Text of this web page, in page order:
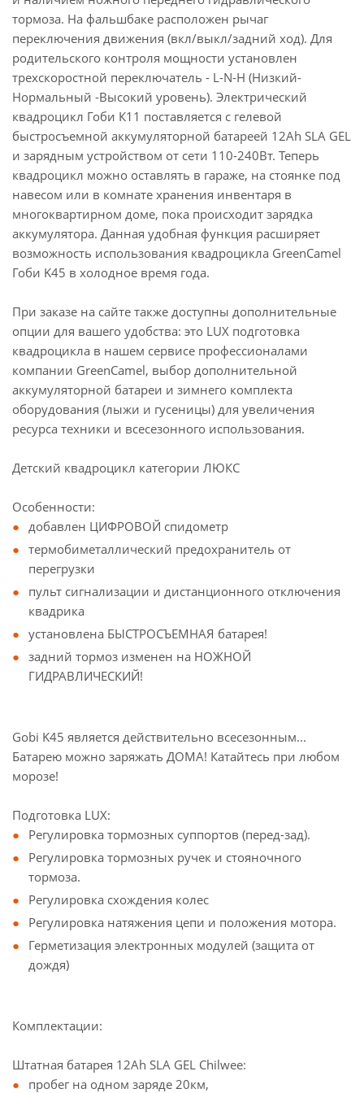
тормоза. На фальшбаке расположен рычаг
переключения движения (вкл/выкл/задний ход). Для
родительского контроля мощности установлен
трехскоростной переключатель - L-N-H (Низкий-
Нормальный -Высокий уровень). Электрический
квадроцикл Гоби К11 поставляется с гелевой
быстросъемной аккумуляторной батареей 12Ah SLA GEL
и зарядным устройством от сети 110-240Вт. Теперь
квадроцикл можно оставлять в гараже, на стоянке под
навесом или в комнате хранения инвентаря в
многоквартирном доме, пока происходит зарядка
аккумулятора. Данная удобная функция расширяет
возможность использования квадроцикла GreenCamel
Гоби K45 в холодное время года.
При заказе на сайте также доступны дополнительные
опции для вашего удобства: это LUX подготовка
квадроцикла в нашем сервисе профессионалами
компании GreenCamel, выбор дополнительной
аккумуляторной батареи и зимнего комплекта
оборудования (лыжи и гусеницы) для увеличения
ресурса техники и всесезонного использования.
Детский квадроцикл категории ЛЮКС
Особенности:
добавлен ЦИФРОВОЙ спидометр
термобиметаллический предохранитель от
перегрузки
пульт сигнализации и дистанционного отключения
квадрика
установлена БЫСТРОСЪЕМНАЯ батарея!
задний тормоз изменен на НОЖНОЙ
ГИДРАВЛИЧЕСКИЙ!
Gobi K45 является действительно всесезонным...
Батарею можно заряжать ДОМА! Катайтесь при любом
морозе!
Подготовка LUX:
Регулировка тормозных суппортов (перед-зад).
Регулировка тормозных ручек и стояночного
тормоза.
Регулировка схождения колес
Регулировка натяжения цепи и положения мотора.
Герметизация электронных модулей (защита от
дождя)
Комплектации:
Штатная батарея 12Ah SLA GEL Chilwee:
пробег на одном заряде 20км,